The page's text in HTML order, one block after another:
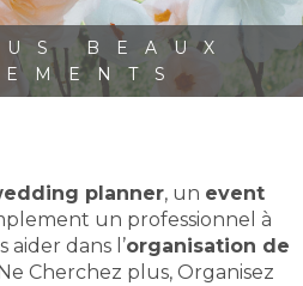
BEAUX
planner, un event
un professionnel à
dans l’organisation de
Cherchez plus, Organisez